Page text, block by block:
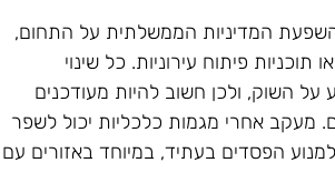
המדיניות הממשלתית על התחום,
פיתוח עירוניות. כל שינוי
על השוק, ולכן חשוב להיות מעודכנים
מעקב אחרי מגמות כלכליות יכול לשפר
הפסדים בעתיד, במיוחד באזורים עם